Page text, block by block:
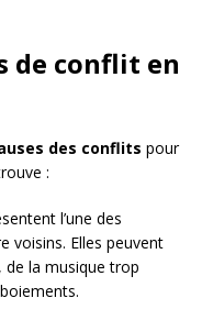
de conflit en
des conflits pour
:
l’une des
voisins. Elles peuvent
de la musique trop